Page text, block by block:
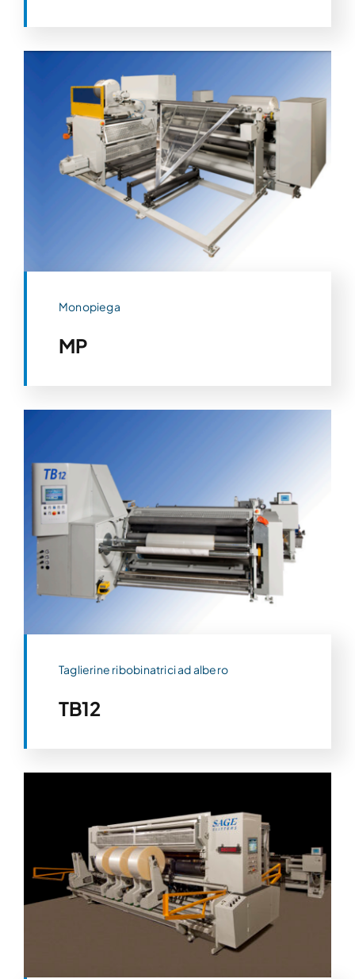
Monopiega
MP
Taglierine ribobinatrici ad albero
TB12